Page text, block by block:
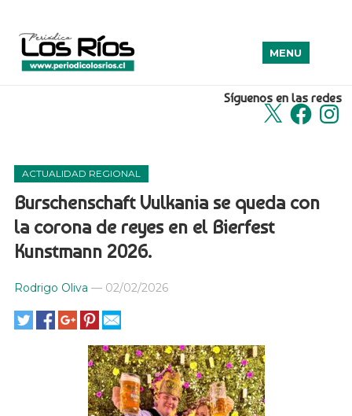
Síguenos en las redes
X Facebook
MENU
ACTUALIDAD REGIONAL
Burschenschaft Vulkania se queda con
la corona de reyes en el Bierfest
Kunstmann 2026.
Rodrigo Oliva — 02/02/2026